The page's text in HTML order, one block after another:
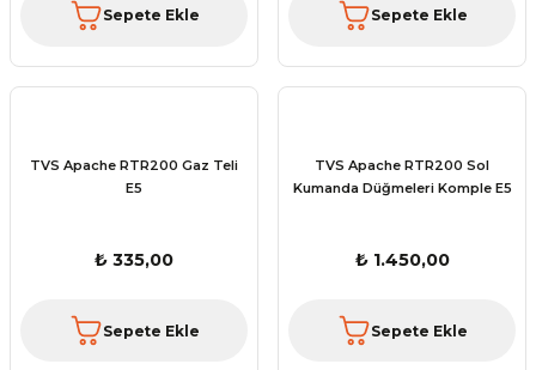
Sepete Ekle Sepete Ekle
TVS Apache RTR200 Gaz Teli
E5
₺ 335,00
Sepete Ekle
TVS Apache RTR200 Sol
Kumanda Düğmeleri Komple E5
₺ 1.450,00
Sepete Ekle